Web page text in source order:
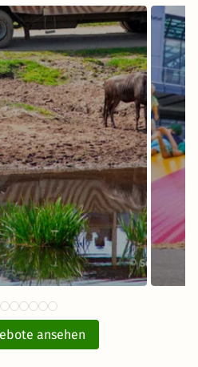
ab97 €
mit
Hotel
ansehen